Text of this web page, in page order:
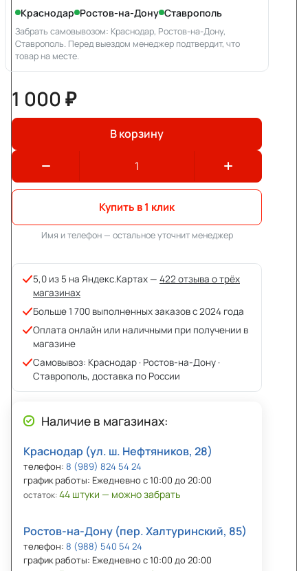
Краснодар Ростов-на-Дону Ставрополь
Забрать самовывозом: Краснодар, Ростов-на-Дону,
Ставрополь. Перед выездом менеджер подтвердит, что
товар на месте.
1 000 ₽
В корзину
Купить в 1 клик
Имя и телефон — остальное уточнит менеджер
5,0 из 5 на Яндекс.Картах — 422 отзыва о трёх
магазинах
Больше 1 700 выполненных заказов с 2024 года
Оплата онлайн или наличными при получении в
магазине
Самовывоз: Краснодар · Ростов-на-Дону ·
Ставрополь, доставка по России
Наличие в магазинах:
Краснодар (ул. ш. Нефтяников, 28)
телефон: 8 (989) 824 54 24
график работы: Ежедневно с 10:00 до 20:00
остаток:44 штуки — можно забрать
Ростов-на-Дону (пер. Халтуринский, 85)
телефон: 8 (988) 540 54 24
график работы: Ежедневно с 10:00 до 20:00